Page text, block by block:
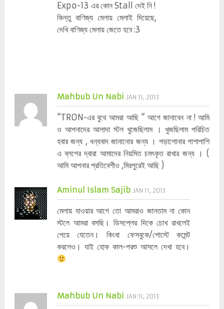
Expo-13 এর কোন Stall দেই নি !
কিন্তু বাণিজ্য মেলায় মেলাই দিয়েছে,
দেখি বাণিজ্য মেলায় জেতে হবে :3
Mahbub Un Nabi JAN 11, 2013
“TRON-এর বুথে আমরা আছি “ আগে জানাবেন না ! আমি
ও আপনাদের আলাদা স্টল খুজেছিলাম । খুজছিলাম পরিচিত
হবার জন্য , ধন্যবাদ জানানোর জন্য । পড়াশোনার পাশাপাশি
এ ব্লগের দ্বারা আমাদের নিয়মিত চমৎকৃত রাখার জন্য । (
আমি আপনার প্রতিবেশীও ,মিরপুরেই আছি )
Aminul Islam Sajib JAN 11, 2013
মেলায় যাওয়ার আগে তো আমরাও জানতাম না কোন
স্টলে আমরা বসছি। ডিসপ্লের দিকে চোখ রাখলেই
পেয়ে যেতেন। কিংবা ফেসবুকে/পোস্টে কমেন্ট
করলেও। যাই হোক কাল-পরশু আসলে দেখা হবে।
Mahbub Un Nabi JAN 11, 2013